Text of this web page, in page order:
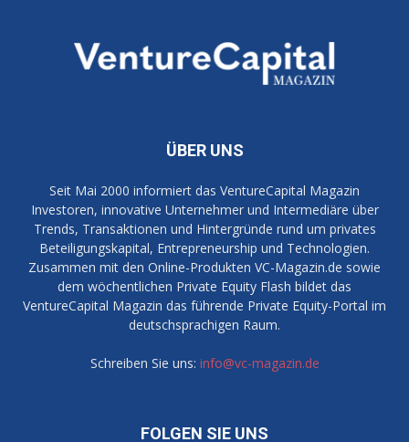
ÜBER UNS
Seit Mai 2000 informiert das VentureCapital Magazin
Investoren, innovative Unternehmer und Intermediäre über
Trends, Transaktionen und Hintergründe rund um privates
Beteiligungskapital, Entrepreneurship und Technologien.
Zusammen mit den Online-Produkten VC-Magazin.de sowie
dem wöchentlichen Private Equity Flash bildet das
VentureCapital Magazin das führende Private Equity-Portal im
deutschsprachigen Raum.
Schreiben Sie uns: info@vc-magazin.de
FOLGEN SIE UNS